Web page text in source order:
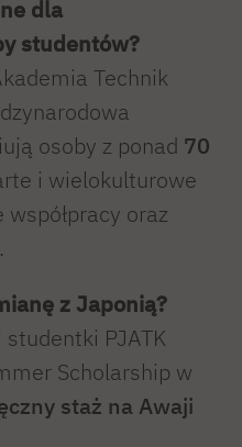
dla
studentów?
Technik
osoby z ponad 70
i wielokulturowe
oraz
z Japonią?
PJATK
Scholarship w
staż na Awaji